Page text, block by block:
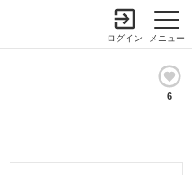
メニュー
ログイン
6